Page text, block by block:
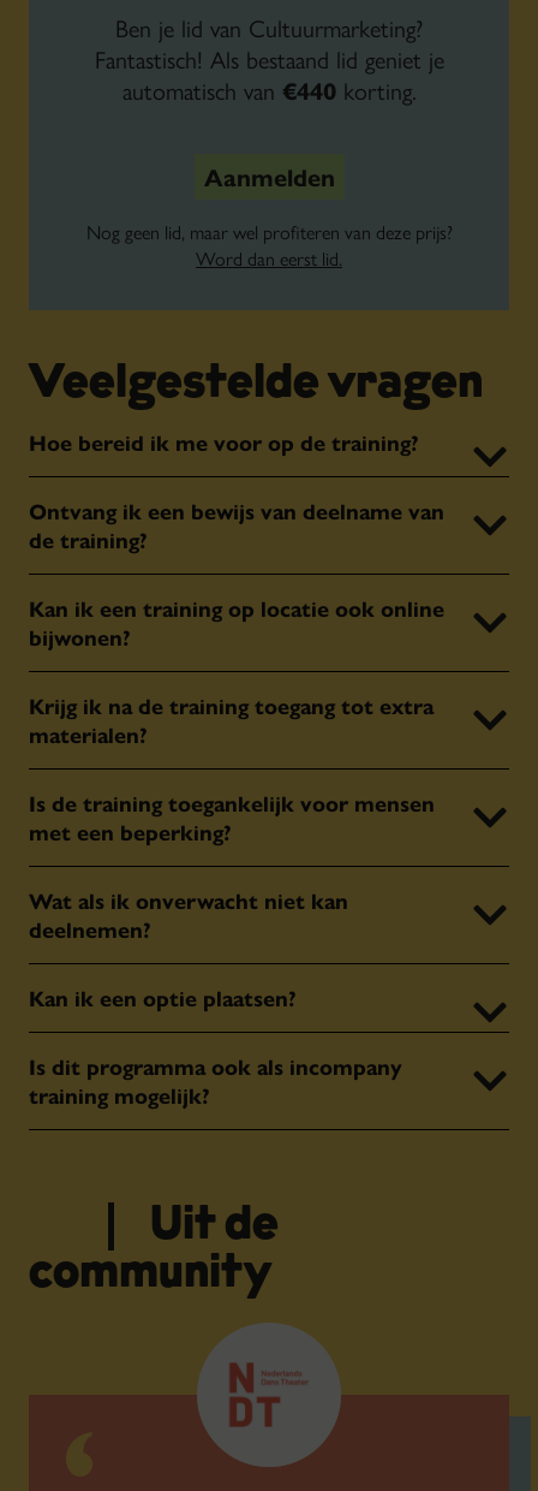
Ben je lid van Cultuurmarketing?
Fantastisch! Als bestaand lid geniet je
automatisch van €440korting.
Aanmelden
Nog geen lid, maar wel profiteren van deze prijs?
Word dan eerst lid.
Veelgestelde vragen
Hoe bereid ik me voor op de training?
Ontvang ik een bewijs van deelname van
de training?
Kan ik een training op locatie ook online
bijwonen?
Krijg ik na de training toegang tot extra
materialen?
Is de training toegankelijk voor mensen
met een beperking?
Wat als ik onverwacht niet kan
deelnemen?
Kan ik een optie plaatsen?
Is dit programma ook als incompany
training mogelijk?
Uit de
community